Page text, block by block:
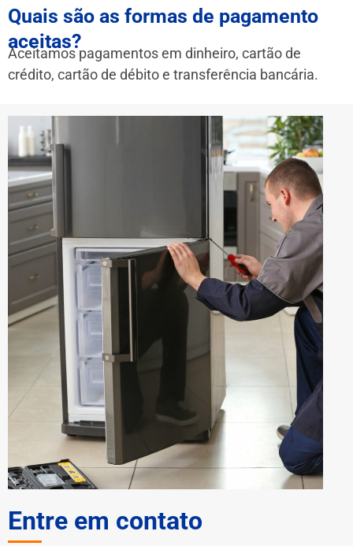
Quais são as formas de pagamento
aceitas?
Aceitamos pagamentos em dinheiro, cartão de
crédito, cartão de débito e transferência bancária.
Entre em contato